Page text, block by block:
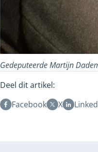
Gedeputeerde Martijn
Deel dit artikel:
Facebook
X